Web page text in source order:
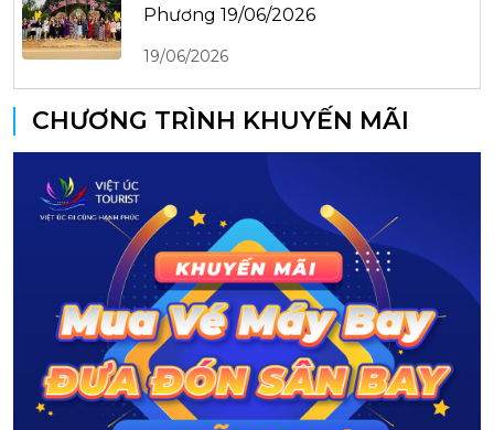
Phương 19/06/2026
19/06/2026
CHƯƠNG TRÌNH KHUYẾN MÃI